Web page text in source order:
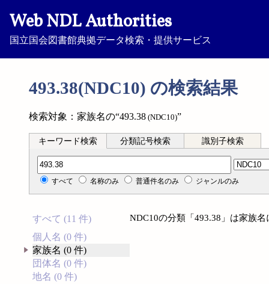
Web NDL Authorities
国立国会図書館典拠データ検索・提供サービス
493.38(NDC10) の検索結果
検索対象：家族名の“493.38 (NDC10)”
キーワード検索 分類記号検索 識別子検索
分類記号検索
すべて 名称のみ 普通件名のみ ジャンルのみ
すべて (11 件)
個人名 (0 件)
家族名 (0 件)
団体名 (0 件)
地名 (0 件)
NDC10の分類「493.38」は家族